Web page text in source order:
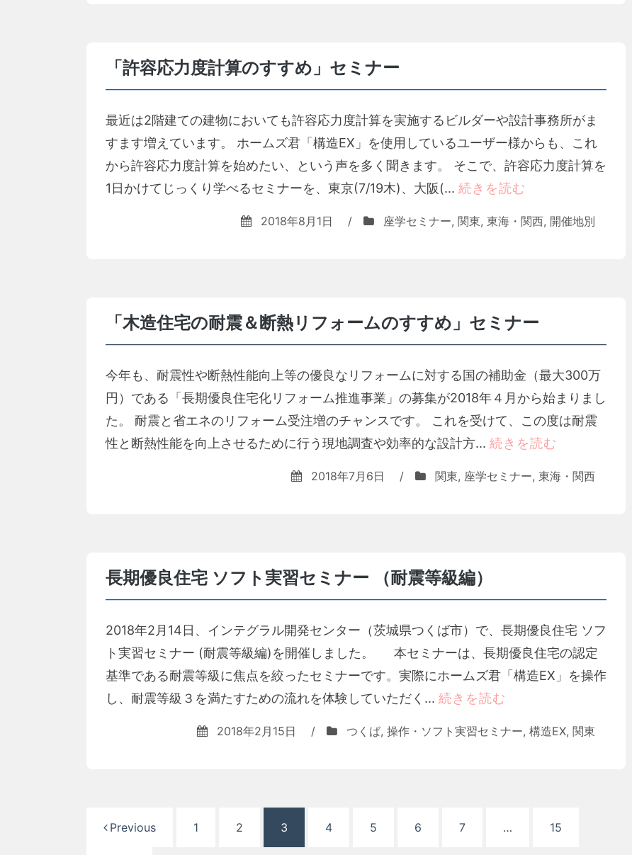
「許容応力度計算のすすめ」セミナー
最近は2階建ての建物においても許容応力度計算を実施するビルダーや設計事務所がま
すます増えています。 ホームズ君「構造EX」を使用しているユーザー様からも、これ
から許容応力度計算を始めたい、という声を多く聞きます。 そこで、許容応力度計算を
1日かけてじっくり学べるセミナーを、東京(7/19木)、大阪(... 続きを読む
2018年8月1日 / 座学セミナー, 関東, 東海・関西, 開催地別
「木造住宅の耐震＆断熱リフォームのすすめ」セミナー
今年も、耐震性や断熱性能向上等の優良なリフォームに対する国の補助金（最大300万
円）である「長期優良住宅化リフォーム推進事業」の募集が2018年４月から始まりまし
た。 耐震と省エネのリフォーム受注増のチャンスです。 これを受けて、この度は耐震
性と断熱性能を向上させるために行う現地調査や効率的な設計方... 続きを読む
2018年7月6日 / 関東, 座学セミナー, 東海・関西
長期優良住宅 ソフト実習セミナー （耐震等級編）
2018年2月14日、インテグラル開発センター（茨城県つくば市）で、長期優良住宅 ソフ
ト実習セミナー (耐震等級編)を開催しました。 本セミナーは、長期優良住宅の認定
基準である耐震等級に焦点を絞ったセミナーです。実際にホームズ君「構造EX」を操作
し、耐震等級３を満たすための流れを体験していただく... 続きを読む
2018年2月15日 / つくば, 操作・ソフト実習セミナー, 構造EX, 関東
投 Previous 1 2 3 4 5 6 7 … 15